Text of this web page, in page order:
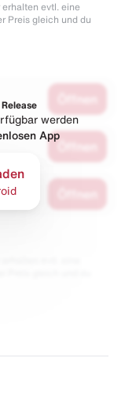
erhalten evtl. eine
Preis gleich und du
werden
App